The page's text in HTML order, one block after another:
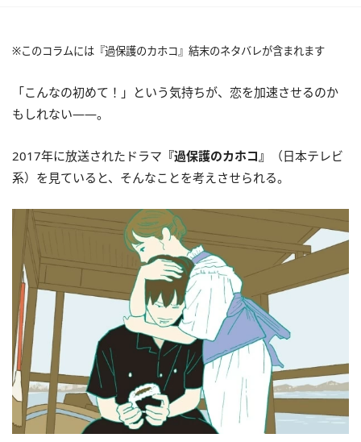
※このコラムには『過保護のカホコ』結末のネタバレが含まれます
「こんなの初めて！」という気持ちが、恋を加速させるのか
もしれない――。
2017年に放送されたドラマ 『過保護のカホコ』
（日本テレビ
系）を見ていると、そんなことを考えさせられる。